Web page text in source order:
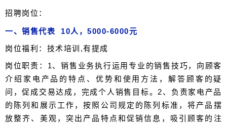
招聘岗位：
一、销售代表 10人，5000-6000元
岗位福利：技术培训,有提成
岗位职责：1、销售业务执行运用专业的销售技巧，向顾客
介绍家电产品的特点、优势和使用方法，解答顾客的疑
问，促成交易达成，完成个人销售目标。2、负责家电产品
的陈列和展示工作，按照公司规定的陈列标准，将产品摆
放整齐、美观，突出产品特点和促销信息，吸引顾客的注